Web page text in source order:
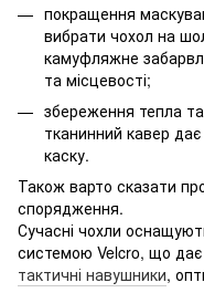
покращення
вибрати чохол на
камуфляжне
та місцевості;
збереження тепла
тканинний кавер
каску.
Також варто сказати
спорядження.
Сучасні чохли
системою Velcro, що дає
тактичні навушники,